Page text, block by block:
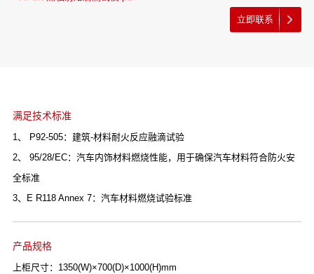
立即联系
满足技术标准
1、 P92-505：建筑-材料耐火反应融滴试验
2、 95/28/EC：汽车内饰材料燃烧性能，用于确保汽车材料符合防火安
全标准
3、E R118 Annex 7：汽车材料燃烧试验标准
产品规格
上柜尺寸：1350(W)×700(D)×1000(H)mm